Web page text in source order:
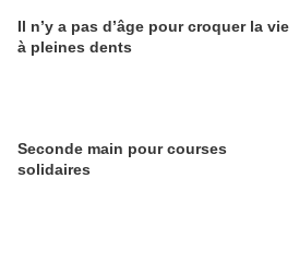
Il n’y a pas d’âge pour croquer la vie
à pleines dents
Seconde main pour courses
solidaires